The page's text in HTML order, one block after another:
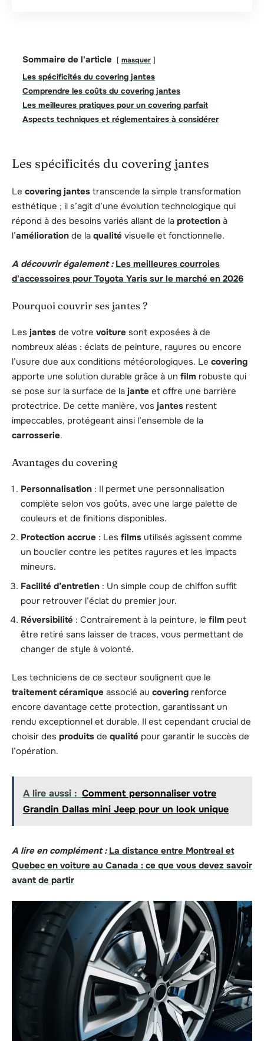
Sommaire de l'article masquer
Les spécificités du covering jantes
Comprendre les coûts du covering jantes
Les meilleures pratiques pour un covering parfait
Aspects techniques et réglementaires à considérer
Les spécificités du covering jantes
Le covering jantes transcende la simple transformation
esthétique ; il s’agit d’une évolution technologique qui
répond à des besoins variés allant de la protection à
l’amélioration de la qualité visuelle et fonctionnelle.
A découvrir également : Les meilleures courroies
d'accessoires pour Toyota Yaris sur le marché en 2026
Pourquoi couvrir ses jantes ?
Les jantes de votre voiture sont exposées à de
nombreux aléas : éclats de peinture, rayures ou encore
l’usure due aux conditions météorologiques. Le covering
apporte une solution durable grâce à un film robuste qui
se pose sur la surface de la jante et offre une barrière
protectrice. De cette manière, vos jantes restent
impeccables, protégeant ainsi l’ensemble de la
carrosserie.
Avantages du covering
Personnalisation : Il permet une personnalisation
complète selon vos goûts, avec une large palette de
couleurs et de finitions disponibles.
Protection accrue : Les films utilisés agissent comme
un bouclier contre les petites rayures et les impacts
mineurs.
Facilité d’entretien : Un simple coup de chiffon suffit
pour retrouver l’éclat du premier jour.
Réversibilité : Contrairement à la peinture, le film peut
être retiré sans laisser de traces, vous permettant de
changer de style à volonté.
Les techniciens de ce secteur soulignent que le
traitement céramique associé au covering renforce
encore davantage cette protection, garantissant un
rendu exceptionnel et durable. Il est cependant crucial de
choisir des produits de qualité pour garantir le succès de
l’opération.
A lire aussi : Comment personnaliser votre
Grandin Dallas mini Jeep pour un look unique
A lire en complément : La distance entre Montreal et
Quebec en voiture au Canada : ce que vous devez savoir
avant de partir